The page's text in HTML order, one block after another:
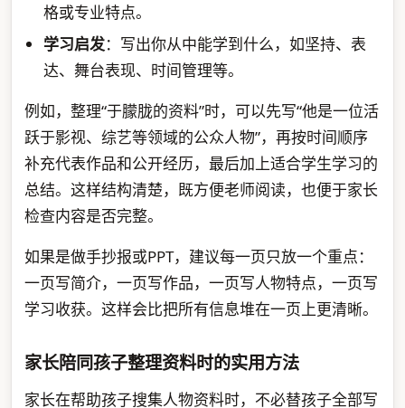
格或专业特点。
学习启发：写出你从中能学到什么，如坚持、表
达、舞台表现、时间管理等。
例如，整理“于朦胧的资料”时，可以先写“他是一位活
跃于影视、综艺等领域的公众人物”，再按时间顺序
补充代表作品和公开经历，最后加上适合学生学习的
总结。这样结构清楚，既方便老师阅读，也便于家长
检查内容是否完整。
如果是做手抄报或PPT，建议每一页只放一个重点：
一页写简介，一页写作品，一页写人物特点，一页写
学习收获。这样会比把所有信息堆在一页上更清晰。
家长陪同孩子整理资料时的实用方法
家长在帮助孩子搜集人物资料时，不必替孩子全部写